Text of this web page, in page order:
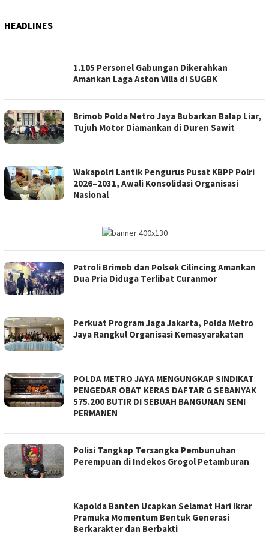
HEADLINES
1.105 Personel Gabungan Dikerahkan
Amankan Laga Aston Villa di SUGBK
Brimob Polda Metro Jaya Bubarkan Balap Liar,
Tujuh Motor Diamankan di Duren Sawit
Wakapolri Lantik Pengurus Pusat KBPP Polri
2026–2031, Awali Konsolidasi Organisasi
Nasional
Patroli Brimob dan Polsek Cilincing Amankan
Dua Pria Diduga Terlibat Curanmor
Perkuat Program Jaga Jakarta, Polda Metro
Jaya Rangkul Organisasi Kemasyarakatan
POLDA METRO JAYA MENGUNGKAP SINDIKAT
PENGEDAR OBAT KERAS DAFTAR G SEBANYAK
575.200 BUTIR DI SEBUAH BANGUNAN SEMI
PERMANEN
Polisi Tangkap Tersangka Pembunuhan
Perempuan di Indekos Grogol Petamburan
Kapolda Banten Ucapkan Selamat Hari Ikrar
Pramuka Momentum Bentuk Generasi
Berkarakter dan Berbakti